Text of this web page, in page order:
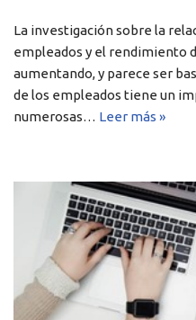
La investigación sobre la
empleados y el rendimiento
aumentando, y parece ser
de los empleados tiene un
numerosas… Leer más »